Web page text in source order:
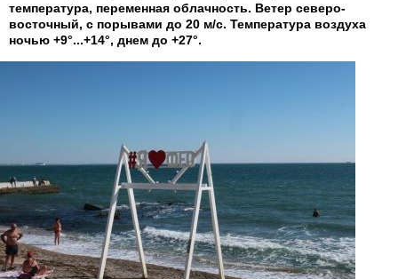
температура, переменная облачность. Ветер северо-
восточный, с порывами до 20 м/с. Температура воздуха
ночью +9°...+14°, днем до +27°.